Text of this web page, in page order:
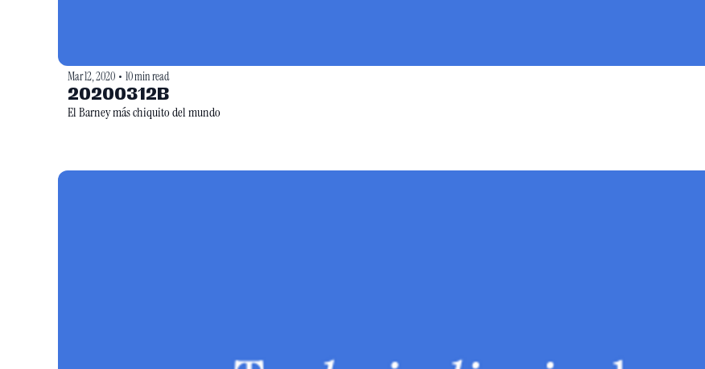
Mar 12, 2020 • 10 min read
20200312B
El Barney más chiquito del mundo